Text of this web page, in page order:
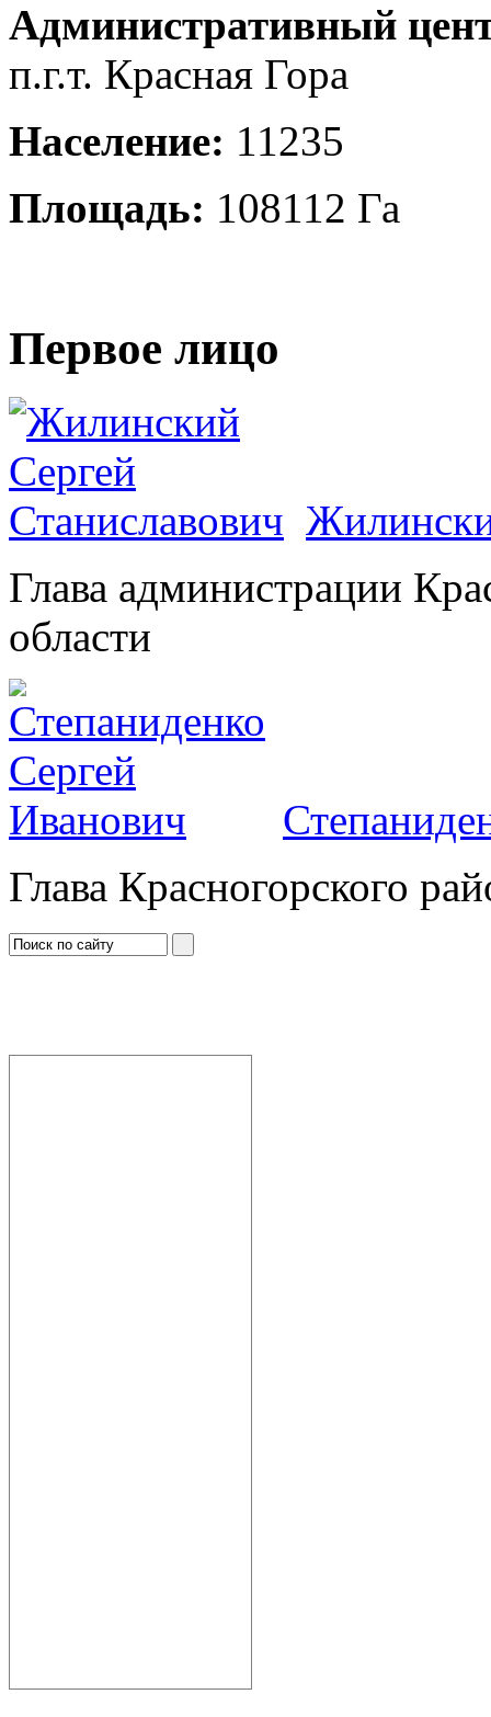
Административный
п.г.т. Красная Гора
Население: 11235
Площадь: 108112 Га
Первое лицо
Глава администрации
области
Глава Красногорского